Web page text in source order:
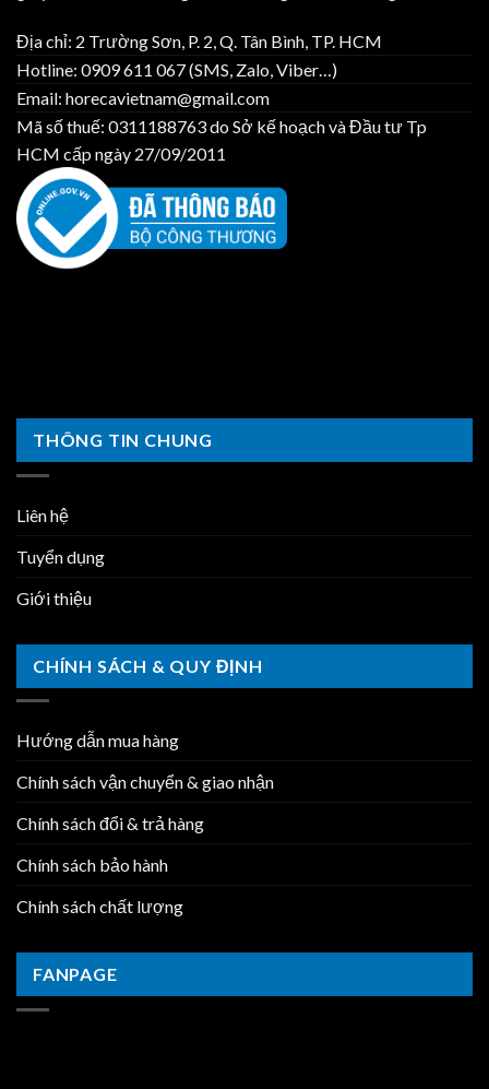
Địa chỉ: 2 Trường Sơn, P. 2, Q. Tân Bình, TP. HCM
Hotline: 0909 611 067 (SMS, Zalo, Viber…)
Email: horecavietnam@gmail.com
Mã số thuế: 0311188763 do Sở kế hoạch và Đầu tư Tp
HCM cấp ngày 27/09/2011
THÔNG TIN CHUNG
Liên hệ
Tuyển dụng
Giới thiệu
CHÍNH SÁCH & QUY ĐỊNH
Hướng dẫn mua hàng
Chính sách vận chuyển & giao nhận
Chính sách đổi & trả hàng
Chính sách bảo hành
Chính sách chất lượng
FANPAGE